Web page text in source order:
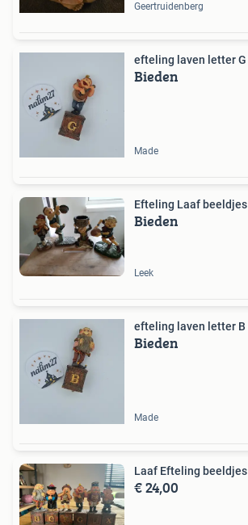
Geertruidenberg
efteling laven letter G
Bieden
Made
Efteling Laaf beeldjes
Bieden
Leek
efteling laven letter B
Bieden
Made
Laaf Efteling beeldjes
€ 24,00